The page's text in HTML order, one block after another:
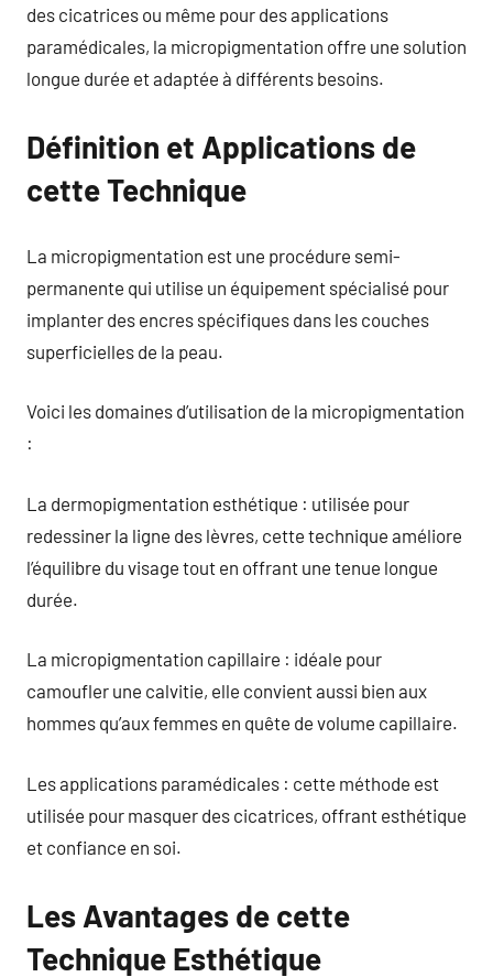
des cicatrices ou même pour des applications
paramédicales, la micropigmentation offre une solution
longue durée et adaptée à différents besoins.
Définition et Applications de
cette Technique
La micropigmentation est une procédure semi-
permanente qui utilise un équipement spécialisé pour
implanter des encres spécifiques dans les couches
superficielles de la peau.
Voici les domaines d’utilisation de la micropigmentation
:
La dermopigmentation esthétique : utilisée pour
redessiner la ligne des lèvres, cette technique améliore
l’équilibre du visage tout en offrant une tenue longue
durée.
La micropigmentation capillaire : idéale pour
camoufler une calvitie, elle convient aussi bien aux
hommes qu’aux femmes en quête de volume capillaire.
Les applications paramédicales : cette méthode est
utilisée pour masquer des cicatrices, offrant esthétique
et confiance en soi.
Les Avantages de cette
Technique Esthétique